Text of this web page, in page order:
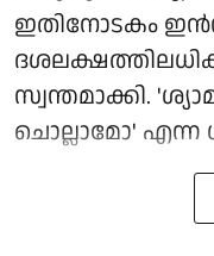
ഇതിനോടകം
സ്വന്തമാക്കി.
ചൊല്ലാമോ' എന്ന